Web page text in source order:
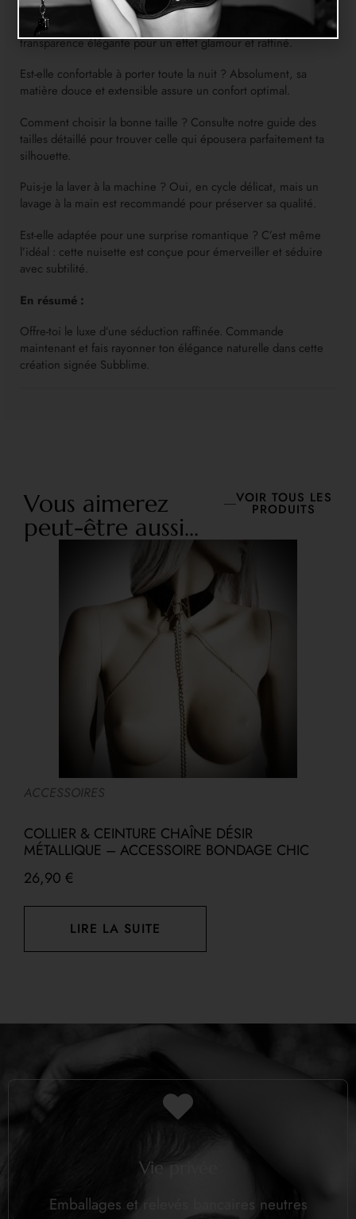
Est-ce que la nuisette est transparente ? Oui, la maille offre une
transparence élégante pour un effet glamour et raffiné.
Est-elle confortable à porter toute la nuit ? Absolument, sa
matière douce et extensible assure un confort optimal.
Comment choisir la bonne taille ? Consulte notre guide des
tailles détaillé pour trouver celle qui épousera parfaitement ta
silhouette.
Puis-je la laver à la machine ? Oui, en cycle délicat, mais un
lavage à la main est recommandé pour préserver sa qualité.
Est-elle adaptée pour une surprise romantique ? C’est même
l’idéal : cette nuisette est conçue pour émerveiller et séduire
avec subtilité.
En résumé :
Offre-toi le luxe d’une séduction raffinée. Commande
maintenant et fais rayonner ton élégance naturelle dans cette
création signée Subblime.
Vous aimerez
peut-être aussi...
VOIR TOUS LES
PRODUITS
ACCESSOIRES
COLLIER & CEINTURE CHAÎNE DÉSIR
MÉTALLIQUE – ACCESSOIRE BONDAGE CHIC
26,90 €
LIRE LA SUITE
Vie privée
Emballages et relevés bancaires neutres